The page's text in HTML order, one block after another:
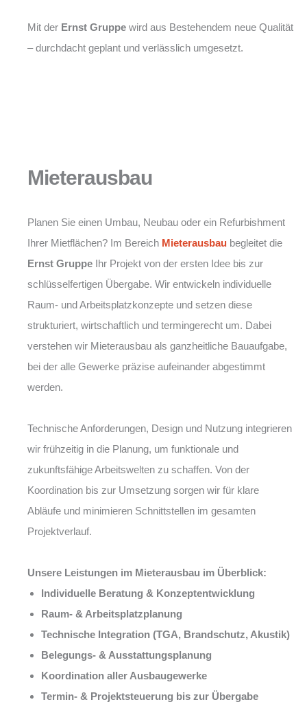
Mit der Ernst Gruppe wird aus Bestehendem neue Qualität
– durchdacht geplant und verlässlich umgesetzt.
Mieterausbau
Planen Sie einen Umbau, Neubau oder ein Refurbishment
Ihrer Mietflächen? Im Bereich Mieterausbau begleitet die
Ernst Gruppe Ihr Projekt von der ersten Idee bis zur
schlüsselfertigen Übergabe. Wir entwickeln individuelle
Raum- und Arbeitsplatzkonzepte und setzen diese
strukturiert, wirtschaftlich und termingerecht um. Dabei
verstehen wir Mieterausbau als ganzheitliche Bauaufgabe,
bei der alle Gewerke präzise aufeinander abgestimmt
werden.
Technische Anforderungen, Design und Nutzung integrieren
wir frühzeitig in die Planung, um funktionale und
zukunftsfähige Arbeitswelten zu schaffen. Von der
Koordination bis zur Umsetzung sorgen wir für klare
Abläufe und minimieren Schnittstellen im gesamten
Projektverlauf.
Unsere Leistungen im Mieterausbau im Überblick:
Individuelle Beratung & Konzeptentwicklung
Raum- & Arbeitsplatzplanung
Technische Integration (TGA, Brandschutz, Akustik)
Belegungs- & Ausstattungsplanung
Koordination aller Ausbaugewerke
Termin- & Projektsteuerung bis zur Übergabe